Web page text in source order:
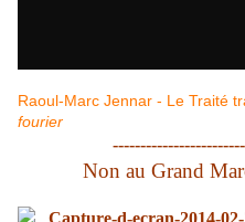
Raoul-Marc Jennar - Le Traité
fourier
Non au Grand